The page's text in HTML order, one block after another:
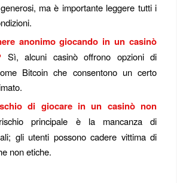
ma è importante leggere tutti i
anonimo giocando in un casinò
Sì, alcuni casinò offrono opzioni di
Bitcoin che consentono un certo
di giocare in un casinò non
principale è la mancanza di
gli utenti possono cadere vittima di
non etiche.